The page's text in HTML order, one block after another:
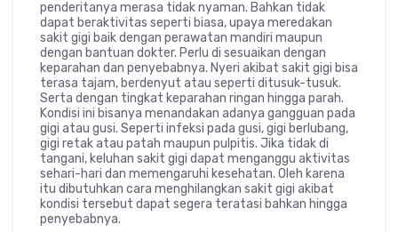
penderitanya merasa tidak nyaman. Bahkan tidak
dapat beraktivitas seperti biasa, upaya meredakan
sakit gigi baik dengan perawatan mandiri maupun
dengan bantuan dokter. Perlu di sesuaikan dengan
keparahan dan penyebabnya. Nyeri akibat sakit gigi bisa
terasa tajam, berdenyut atau seperti ditusuk-tusuk.
Serta dengan tingkat keparahan ringan hingga parah.
Kondisi ini bisanya menandakan adanya gangguan pada
gigi atau gusi. Seperti infeksi pada gusi, gigi berlubang,
gigi retak atau patah maupun pulpitis. Jika tidak di
tangani, keluhan sakit gigi dapat menganggu aktivitas
sehari-hari dan memengaruhi kesehatan. Oleh karena
itu dibutuhkan cara menghilangkan sakit gigi akibat
kondisi tersebut dapat segera teratasi bahkan hingga
penyebabnya.